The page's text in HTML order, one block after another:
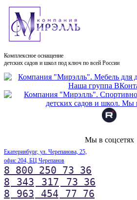
Комплексное оснащение
детских садов и школ под ключ по всей России
Мы в соцсетях
Екатеринбург, ул. Черепанова, 25,
офис 204, БЦ Черепанов
8 800 250 73 36
8
343 317
73 36
8
963 454 77 76